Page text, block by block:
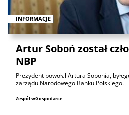
INFORMACJE
Artur Soboń został
NBP
Prezydent powołał Artura Sobonia,
zarządu Narodowego Banku Polskiego.
Zespół wGospodarce